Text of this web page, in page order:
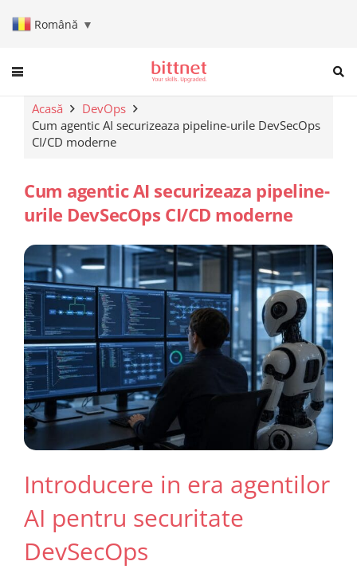
Română ▼
When autocomplete results
Acasă
DevOps
Cum agentic AI securizeaza pipeline-urile DevSecOps
CI/CD moderne
Cum agentic AI securizeaza pipeline-
urile DevSecOps CI/CD moderne
Introducere in era agentilor
AI pentru securitate
DevSecOps